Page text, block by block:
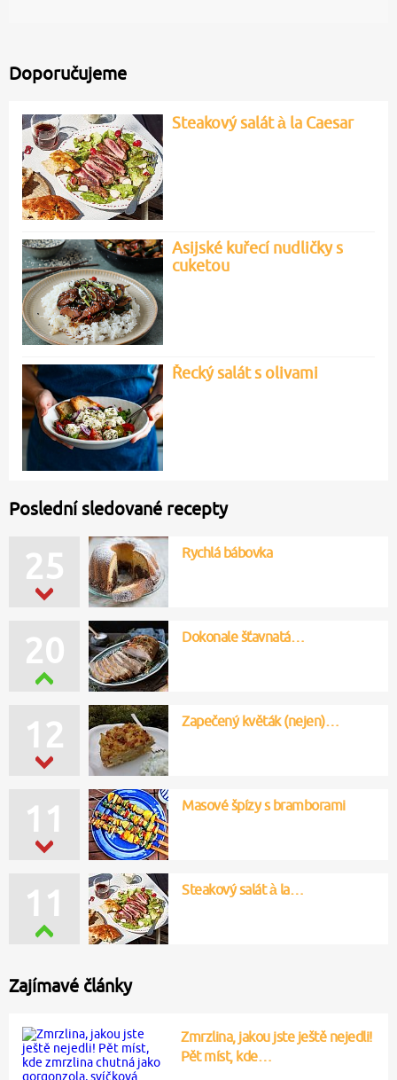
Doporučujeme
Steakový salát à la Caesar
Asijské kuřecí nudličky s
cuketou
Řecký salát s olivami
Poslední sledované recepty
25 Rychlá bábovka
20 Dokonale šťavnatá…
12 Zapečený květák (nejen)…
11 Steakový salát à la…
11 Masové špízy s bramborami
Zajímavé články
Zmrzlina, jakou jste ještě nejedli!
Pět míst, kde…